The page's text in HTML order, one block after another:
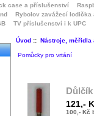
case a příslušenství
Rybolov zavážecí lodička
TV příslušenství i k UPC
Úvod:: Nástroje, měřidla
Pomůcky pro vrtání
121,-
100,- Kč